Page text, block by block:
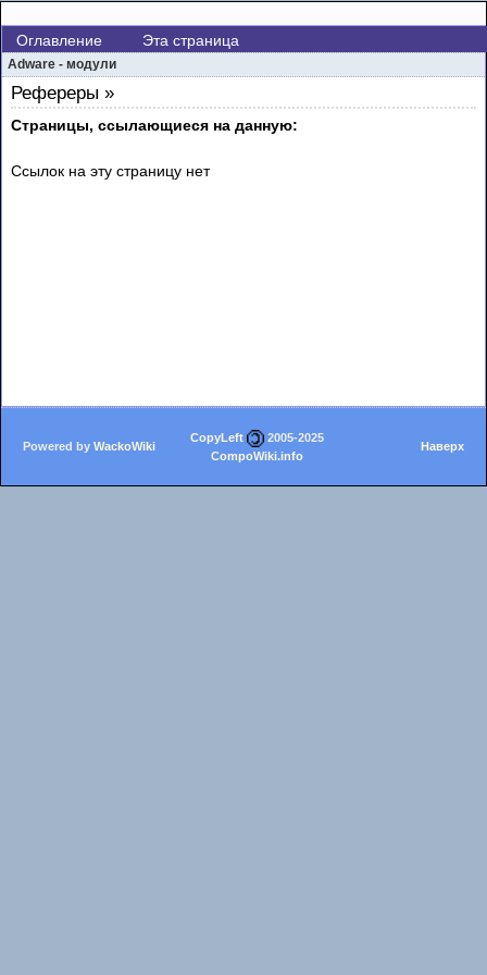
Оглавление Эта страница
Adware - модули
Рефереры »
Страницы, ссылающиеся на данную:
Ссылок на эту страницу нет
Powered by WackoWiki
CopyLeft
2005-2025
CompoWiki.info
Наверх